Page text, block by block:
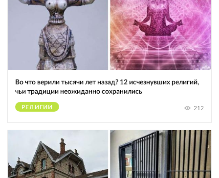
Во что верили тысячи лет назад? 12 исчезнувших религий,
чьи традиции неожиданно сохранились
РЕЛИГИИ 212